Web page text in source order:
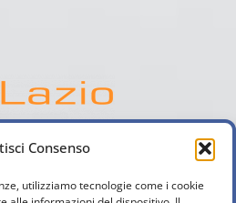
Consenso
utilizziamo tecnologie come i cookie